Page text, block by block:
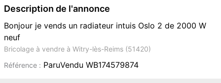
Description de l'annonce
Bonjour je vends un radiateur intuis Oslo 2 de 2000 W
neuf
Bricolage à vendre à Witry-lès-Reims (51420)
Référence : ParuVendu WB174579874